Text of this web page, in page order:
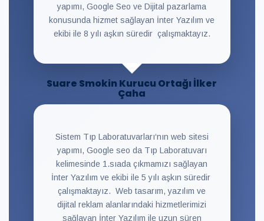
yapımı, Google Seo ve Dijital pazarlama
konusunda hizmet sağlayan İnter Yazılım ve
ekibi ile 8 yılı aşkın süredir çalışmaktayız.
Suare Smokin Kurucu Ortağı İlker
Çaha
Sistem Tıp Laboratuvarları‘nın web sitesi
yapımı, Google seo da Tıp Laboratuvarı
kelimesinde 1.sıada çıkmamızı sağlayan
İnter Yazılım ve ekibi ile 5 yılı aşkın süredir
çalışmaktayız. Web tasarım, yazılım ve
dijital reklam alanlarındaki hizmetlerimizi
sağlayan İnter Yazılım ile uzun süren